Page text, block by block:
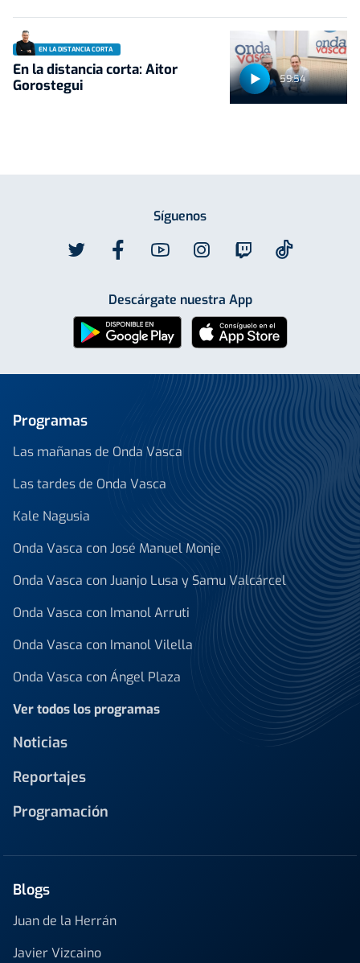
59:54
EN LA DISTANCIA CORTA
En la distancia corta: Aitor
Gorostegui
Síguenos
Descárgate nuestra App
Programas
Las mañanas de Onda Vasca
Las tardes de Onda Vasca
Kale Nagusia
Onda Vasca con José Manuel Monje
Onda Vasca con Juanjo Lusa y Samu Valcárcel
Onda Vasca con Imanol Arruti
Onda Vasca con Imanol Vilella
Onda Vasca con Ángel Plaza
Ver todos los programas
Noticias
Reportajes
Programación
Blogs
Juan de la Herrán
Javier Vizcaino